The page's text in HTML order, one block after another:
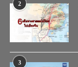
2
3